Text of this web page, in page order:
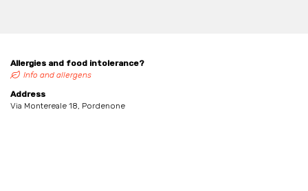
Allergies and food intolerance?
Info and allergens
Address
Via Montereale 18, Pordenone